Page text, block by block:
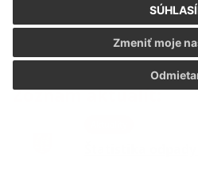
Zmeniť moje
Zoznam aktualít: